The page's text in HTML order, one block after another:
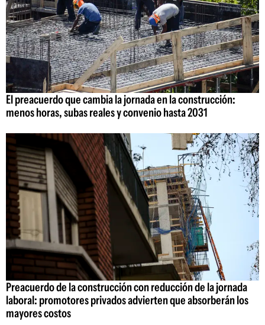
El preacuerdo que cambia la jornada en la construcción:
menos horas, subas reales y convenio hasta 2031
Preacuerdo de la construcción con reducción de la jornada
laboral: promotores privados advierten que absorberán los
mayores costos